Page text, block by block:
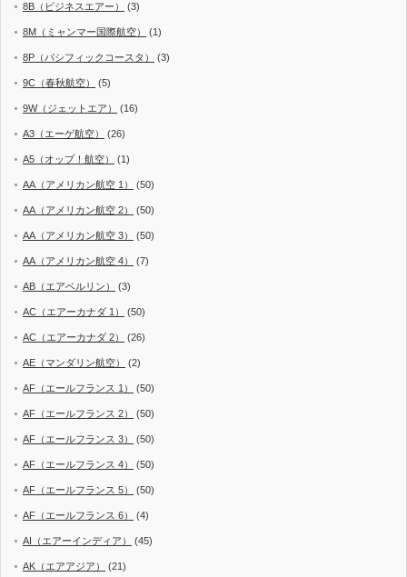
8B（ビジネスエアー） (3)
8M（ミャンマー国際航空） (1)
8P（パシフィックコースタ） (3)
9C（春秋航空） (5)
9W（ジェットエア） (16)
A3（エーゲ航空） (26)
A5（オップ！航空） (1)
AA（アメリカン航空 1） (50)
AA（アメリカン航空 2） (50)
AA（アメリカン航空 3） (50)
AA（アメリカン航空 4） (7)
AB（エアベルリン） (3)
AC（エアーカナダ 1） (50)
AC（エアーカナダ 2） (26)
AE（マンダリン航空） (2)
AF（エールフランス 1） (50)
AF（エールフランス 2） (50)
AF（エールフランス 3） (50)
AF（エールフランス 4） (50)
AF（エールフランス 5） (50)
AF（エールフランス 6） (4)
AI（エアーインディア） (45)
AK（エアアジア） (21)